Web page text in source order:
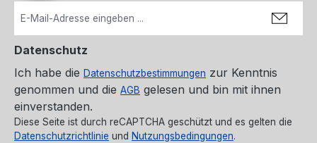
Datenschutz
Ich habe die Datenschutzbestimmungen zur Kenntnis
genommen und die AGB gelesen und bin mit ihnen
einverstanden.
Diese Seite ist durch reCAPTCHA geschützt und es gelten die
Datenschutzrichtlinie und Nutzungsbedingungen.